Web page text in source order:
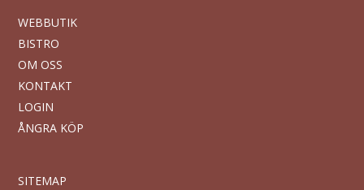
WEBBUTIK
BISTRO
OM OSS
KONTAKT
LOGIN
ÅNGRA KÖP
SITEMAP